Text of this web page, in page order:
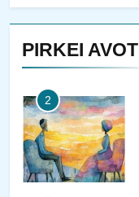
PIRKEI AVOT
2